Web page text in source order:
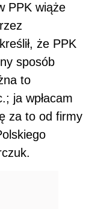
PPK wiąże
że PPK
sposób
to
ja wpłacam
za to od firmy